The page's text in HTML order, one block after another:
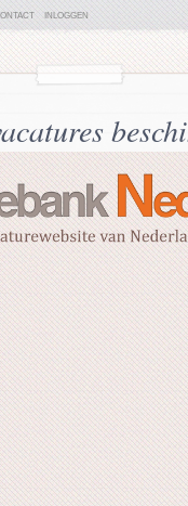
INLOGGEN